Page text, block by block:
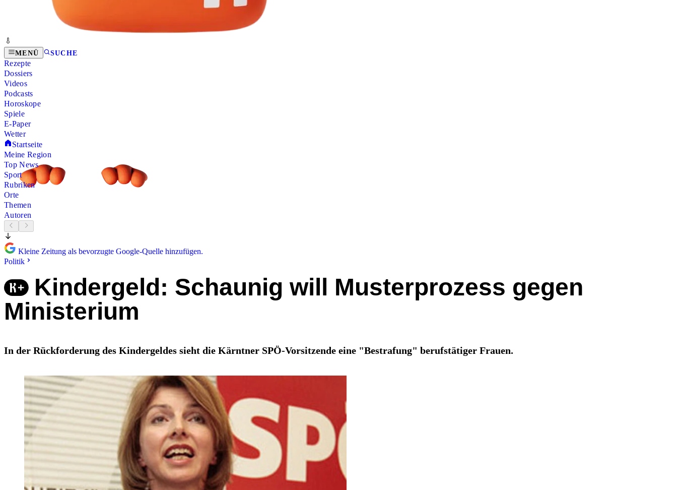
MENÜ SUCHE
Rezepte
Dossiers
Videos
Podcasts
Horoskope
Spiele
E-Paper
Wetter
Startseite
Meine Region
Top News
Sport
Rubriken
Orte
Themen
Autoren
Kleine Zeitung als bevorzugte Google-Quelle hinzufügen.
Politik
Kindergeld: Schaunig will Musterprozess gegen
Ministerium
In der Rückforderung des Kindergeldes sieht die Kärntner SPÖ-Vorsitzende eine "Bestrafung" berufstätiger Frauen.